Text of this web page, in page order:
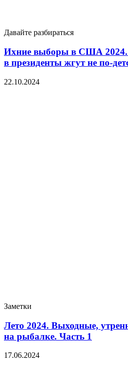
Давайте разбираться
Ихние выборы в США
в президенты жгут не по-
22.10.2024
Заметки
Лето 2024. Выходные,
на рыбалке. Часть 1
17.06.2024